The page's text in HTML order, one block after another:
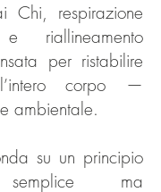
Chi, respirazione
e riallineamento
per ristabilire
corpo —
ambientale.
su un principio
semplice ma